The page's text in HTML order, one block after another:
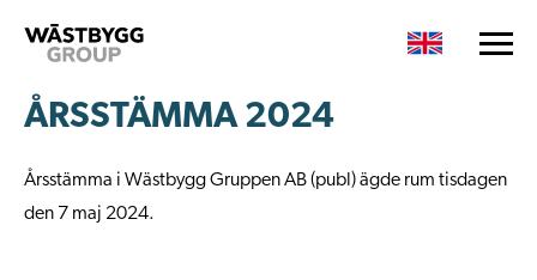
ÅRSSTÄMMA 2024
Årsstämma i Wästbygg Gruppen AB (publ) ägde rum tisdagen
den 7 maj 2024.